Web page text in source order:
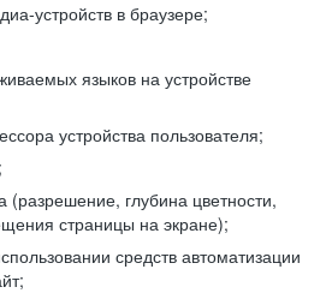
устройств в браузере;
языков на устройстве
устройства пользователя;
(разрешение, глубина цветности,
страницы на экране);
средств автоматизации